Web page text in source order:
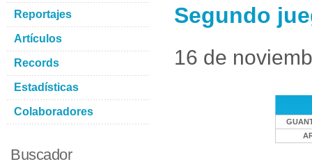
Segundo
16 de
Reportajes
Artículos
Records
Estadísticas
Colaboradores
Buscador